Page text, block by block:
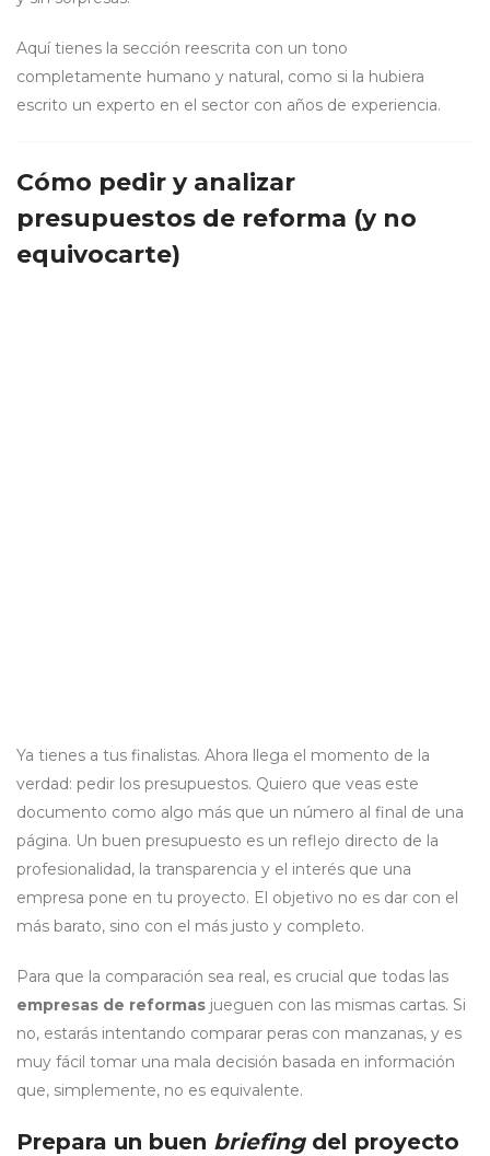
Aquí tienes la sección reescrita con un tono
completamente humano y natural, como si la hubiera
escrito un experto en el sector con años de experiencia.
Cómo pedir y analizar
presupuestos de reforma (y no
equivocarte)
Ya tienes a tus finalistas. Ahora llega el momento de la
verdad: pedir los presupuestos. Quiero que veas este
documento como algo más que un número al final de una
página. Un buen presupuesto es un reflejo directo de la
profesionalidad, la transparencia y el interés que una
empresa pone en tu proyecto. El objetivo no es dar con el
más barato, sino con el más justo y completo.
Para que la comparación sea real, es crucial que todas las
empresas de reformas jueguen con las mismas cartas. Si
no, estarás intentando comparar peras con manzanas, y es
muy fácil tomar una mala decisión basada en información
que, simplemente, no es equivalente.
Prepara un buen briefingdel proyecto